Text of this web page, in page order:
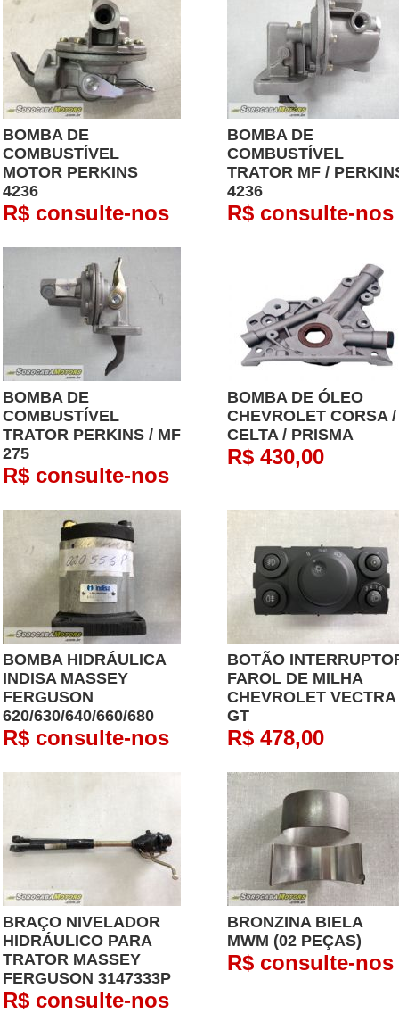
BOMBA DE
COMBUSTÍVEL
MOTOR PERKINS
4236
R$ consulte-nos
BOMBA DE
COMBUSTÍVEL
TRATOR MF /
4236
R$ consulte-nos
BOMBA DE
COMBUSTÍVEL
TRATOR PERKINS / MF
275
R$ consulte-nos
BOMBA DE ÓLEO
CHEVROLET CORSA /
CELTA / PRISMA
R$ 430,00
BOMBA HIDRÁULICA
INDISA MASSEY
FERGUSON
620/630/640/660/680
R$ consulte-nos
BOTÃO
FAROL DE MILHA
CHEVROLET VECTRA
GT
R$ 478,00
BRAÇO NIVELADOR
HIDRÁULICO PARA
TRATOR MASSEY
FERGUSON 3147333P
R$ consulte-nos
BRONZINA BIELA
MWM (02 PEÇAS)
R$ consulte-nos